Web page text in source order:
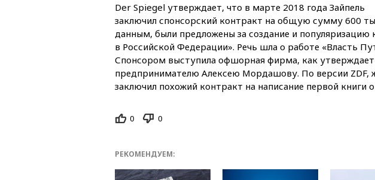
Der Spiegel утверждает, что в марте 2018 года Зайпель
заключил спонсорский контракт на общую сумму 600
данным, были предложены за создание и популяризацию
в Российской Федерации». Речь шла о работе «Власть
Спонсором выступила офшорная фирма, как
предпринимателю Алексею Мордашову. По версии ZDF,
заключил похожий контракт на написание первой книги
0 0
РЕКОМЕНДУЕМ: